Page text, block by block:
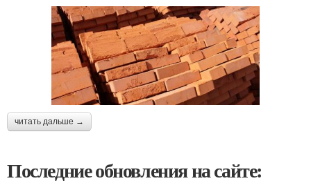
читать дальше →
Последние обновления на сайте: